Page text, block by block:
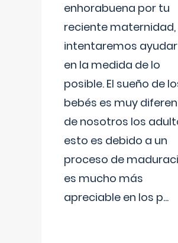
enhorabuena por tu
reciente maternidad,
intentaremos
en la medida de lo
posible. El sueño de
bebés es muy
de nosotros los
esto es debido a un
proceso de
es mucho más
apreciable en los p...